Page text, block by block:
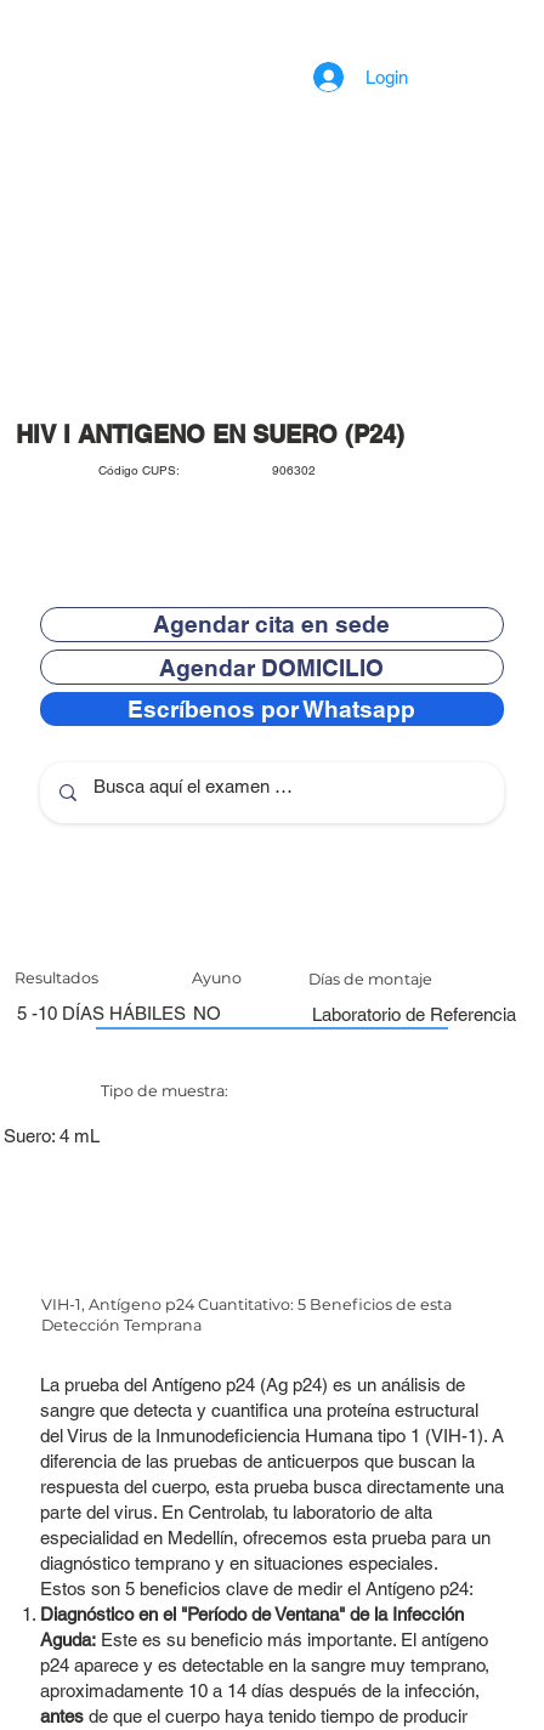
Login
HIV I ANTIGENO EN SUERO (P24)
Código CUPS: 906302
Agendar cita en sede
Agendar DOMICILIO
Escríbenos por Whatsapp
Resultados
5 -10 DÍAS HÁBILES
Días de montaje
Laboratorio de Referencia
Ayuno
NO
Tipo de muestra:
Suero: 4 mL
VIH-1, Antígeno p24 Cuantitativo: 5 Beneficios de esta
Detección Temprana
La prueba del Antígeno p24 (Ag p24) es un análisis de
sangre que detecta y cuantifica una proteína estructural
del Virus de la Inmunodeficiencia Humana tipo 1 (VIH-1). A
diferencia de las pruebas de anticuerpos que buscan la
respuesta del cuerpo, esta prueba busca directamente una
parte del virus. En Centrolab, tu laboratorio de alta
especialidad en Medellín, ofrecemos esta prueba para un
diagnóstico temprano y en situaciones especiales.
Estos son 5 beneficios clave de medir el Antígeno p24:
Diagnóstico en el "Período de Ventana" de la Infección
Aguda:Este es su beneficio más importante. El antígeno
p24 aparece y es detectable en la sangre muy temprano,
aproximadamente 10 a 14 días después de la infección,
antesde que el cuerpo haya tenido tiempo de producir